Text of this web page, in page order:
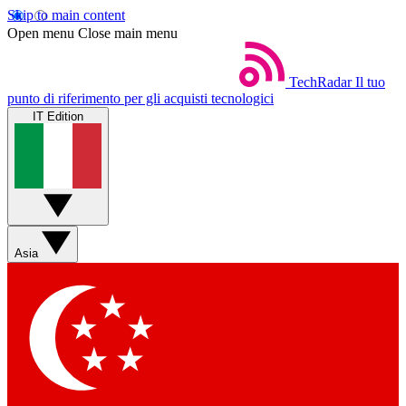
Skip to main content
Open menu Close main menu
TechRadar Il tuo
punto di riferimento per gli acquisti tecnologici
IT Edition
Asia